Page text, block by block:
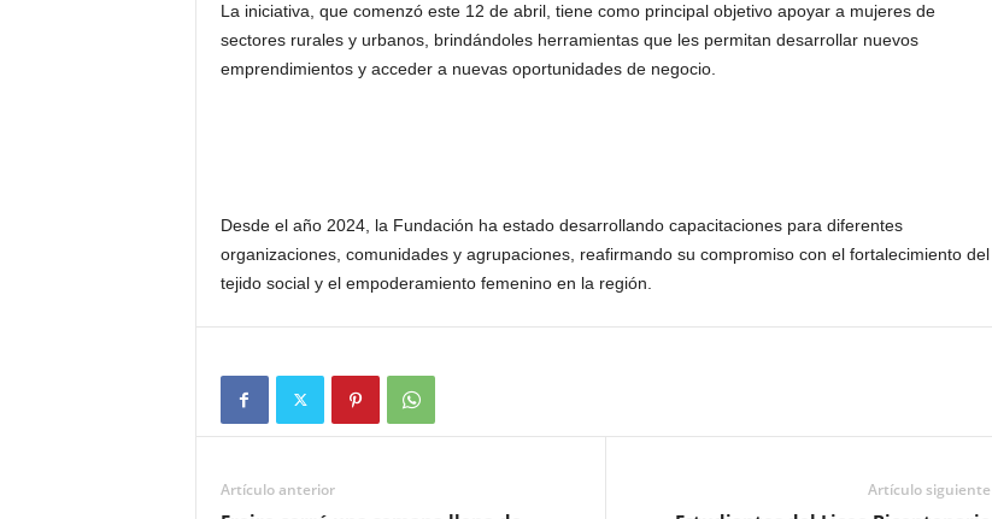
La iniciativa, que comenzó este 12 de abril, tiene como principal objetivo apoyar a mujeres de
sectores rurales y urbanos, brindándoles herramientas que les permitan desarrollar nuevos
emprendimientos y acceder a nuevas oportunidades de negocio.
Desde el año 2024, la Fundación ha estado desarrollando capacitaciones para diferentes
organizaciones, comunidades y agrupaciones, reafirmando su compromiso con el fortalecimiento del
tejido social y el empoderamiento femenino en la región.
Artículo anterior Artículo siguiente